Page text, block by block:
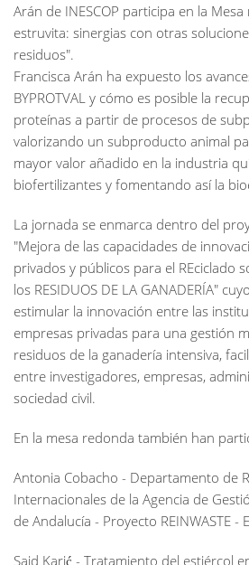
Arán de INESCOP participa en la
estruvita: sinergias con otras
residuos".
Francisca Arán ha expuesto los
BYPROTVAL y cómo es posible la
proteínas a partir de procesos de
valorizando un subproducto animal
mayor valor añadido en la industria
biofertilizantes y fomentando así la
La jornada se enmarca dentro del
"Mejora de las capacidades de
privados y públicos para el REciclado
los RESIDUOS DE LA GANADERÍA"
estimular la innovación entre las
empresas privadas para una gestión
residuos de la ganadería intensiva,
entre investigadores, empresas,
sociedad civil.
En la mesa redonda también han
Antonia Cobacho - Departamento de
Internacionales de la Agencia de
de Andalucía - Proyecto REINWASTE -
Said Karić - Tratamiento del estiércol